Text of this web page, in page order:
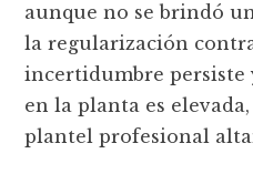
aunque no se brindó
la regularización
incertidumbre persiste
en la planta es
plantel profesional